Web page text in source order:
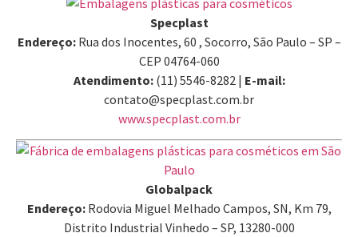
Specplast
Endereço:Rua dos Inocentes, 60 , Socorro, São Paulo – SP –
CEP 04764-060
Atendimento:(11) 5546-8282 | E-mail:
contato@specplast.com.br
www.specplast.com.br
Globalpack
Endereço: Rodovia Miguel Melhado Campos, SN, Km 79,
Distrito Industrial Vinhedo – SP, 13280-000